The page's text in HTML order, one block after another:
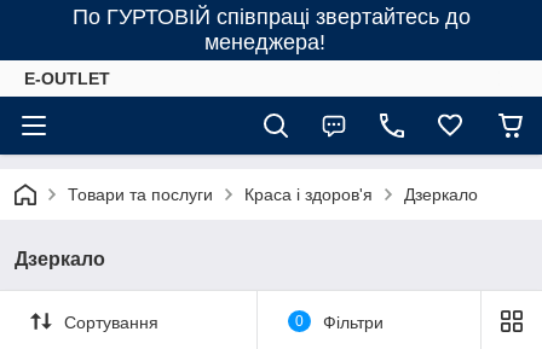
По ГУРТОВІЙ співпраці звертайтесь до
менеджера!
E-OUTLET
Товари та послуги Краса і здоров'я Дзеркало
Дзеркало
Сортування 0 Фільтри